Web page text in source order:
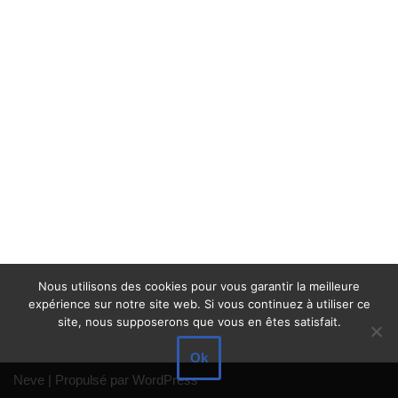
Neve | Propulsé par WordPress
Nous utilisons des cookies pour vous garantir la meilleure
expérience sur notre site web. Si vous continuez à utiliser ce
site, nous supposerons que vous en êtes satisfait.
Ok